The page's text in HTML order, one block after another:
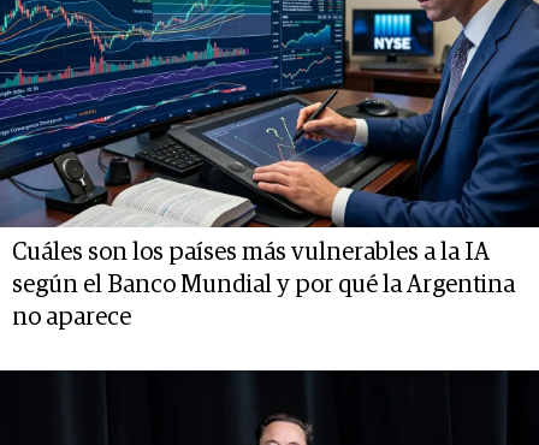
Cuáles son los países más vulnerables a la IA
según el Banco Mundial y por qué la Argentina
no aparece